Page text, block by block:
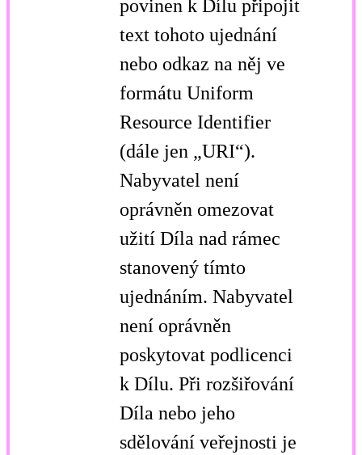
povinen k Dílu připojit
text tohoto ujednání
nebo odkaz na něj ve
formátu Uniform
Resource Identifier
(dále jen „URI“).
Nabyvatel není
oprávněn omezovat
užití Díla nad rámec
stanovený tímto
ujednáním. Nabyvatel
není oprávněn
poskytovat podlicenci
k Dílu. Při rozšiřování
Díla nebo jeho
sdělování veřejnosti je